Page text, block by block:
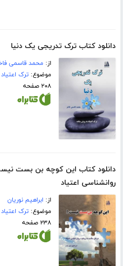
دانلود کتاب ترک تدریجی یک دنیا
از: محمد قاسمی
موضوع:ترک اعتیاد
۲۰۸ صفحه
دانلود کتاب این کوچه بن بست
روانشناسی اعتیاد
از: ابراهیم نوریان
موضوع:ترک اعتیاد
۲۳۸ صفحه